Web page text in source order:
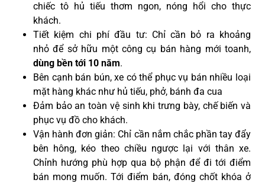
chiếc tô hủ tiếu thơm ngon, nóng hổi cho thực
khách.
Tiết kiệm chi phí đầu tư: Chỉ cần bỏ ra khoảng
nhỏ để sở hữu một công cụ bán hàng mới toanh,
dùng bền tới 10 năm.
Bên cạnh bán bún, xe có thể phục vụ bán nhiều loại
mặt hàng khác như hủ tiếu, phở, bánh đa cua
Đảm bảo an toàn vệ sinh khi trưng bày, chế biến và
phục vụ đồ cho khách.
Vận hành đơn giản: Chỉ cần nắm chắc phần tay đẩy
bên hông, kéo theo chiều ngược lại với thân xe.
Chỉnh hướng phù hợp qua bộ phận để đi tới điểm
bán mong muốn. Tới điểm bán, đóng chốt khóa ở